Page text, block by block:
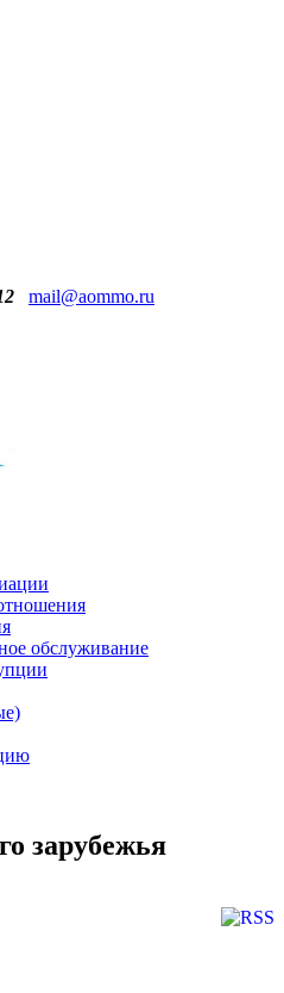
mail@aommo.ru
обслуживание
зарубежья